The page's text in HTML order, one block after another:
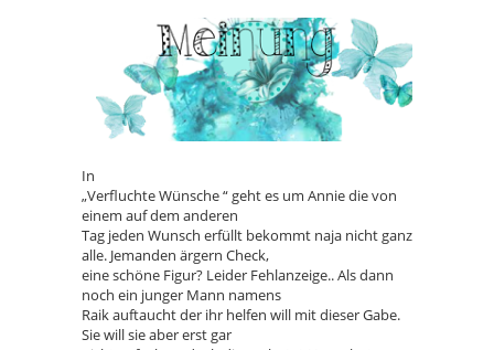
In
„Verfluchte Wünsche “ geht es um Annie die von
einem auf dem anderen
Tag jeden Wunsch erfüllt bekommt naja nicht ganz
alle. Jemanden ärgern Check,
eine schöne Figur? Leider Fehlanzeige.. Als dann
noch ein junger Mann namens
Raik auftaucht der ihr helfen will mit dieser Gabe.
Sie will sie aber erst gar